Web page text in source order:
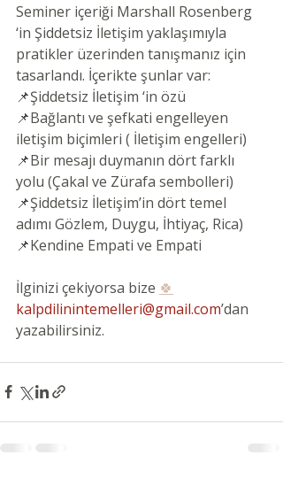
Seminer içeriği Marshall Rosenberg
‘in Şiddetsiz İletişim yaklaşımıyla
pratikler üzerinden tanışmanız için
tasarlandı. İçerikte şunlar var:
📌Şiddetsiz İletişim ‘in özü
📌Bağlantı ve şefkati engelleyen
iletişim biçimleri ( İletişim engelleri)
📌Bir mesajı duymanın dört farklı
yolu (Çakal ve Zürafa sembolleri)
📌Şiddetsiz İletişim’in dört temel
adımı Gözlem, Duygu, İhtiyaç, Rica)
📌Kendine Empati ve Empati
İlginizi çekiyorsa bize 🍀
kalpdilinintemelleri@gmail.com’dan
yazabilirsiniz.